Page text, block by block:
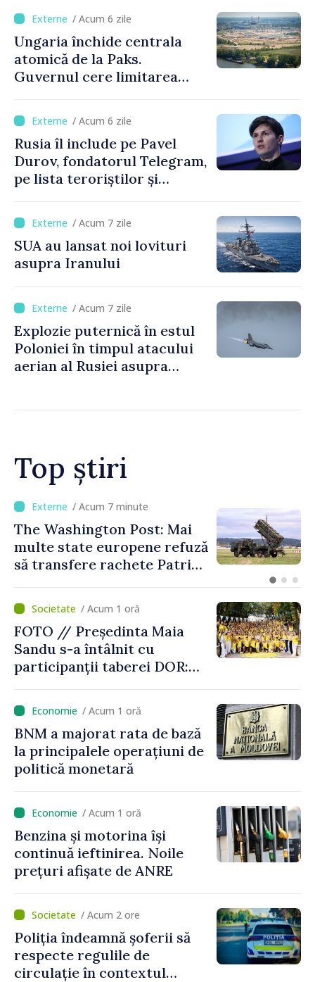
/ Acum 6 zile
Ungaria închide centrala
atomică de la Paks.
Guvernul cere limitarea
/ Acum 6 zile
Rusia îl include pe Pavel
Durov, fondatorul Telegram,
pe lista teroriștilor și
/ Acum 7 zile
SUA au lansat noi lovituri
asupra Iranului
/ Acum 7 zile
Explozie puternică în estul
Poloniei în timpul atacului
aerian al Rusiei asupra
Top știri
/ Acum 7 minute
The Washington Post: Mai
multe state europene refuză
să transfere rachete Patriot
/ Acum 1 oră
FOTO // Președinta Maia
Sandu s-a întâlnit cu
participanții taberei DOR:
noastră rămâne puternică”
/ Acum 1 oră
BNM a majorat rata de bază
la principalele operațiuni de
politică monetară
/ Acum 1 oră
Benzina și motorina își
continuă ieftinirea. Noile
prețuri afișate de ANRE
/ Acum 2 ore
Poliția îndeamnă șoferii să
respecte regulile de
circulație în contextul